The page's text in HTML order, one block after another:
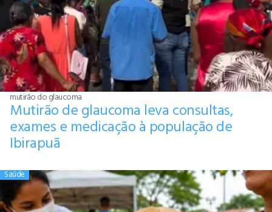
mutirão do glaucoma
Mutirão de glaucoma leva consultas,
exames e medicação à população de
Ibirapuã
Saúde